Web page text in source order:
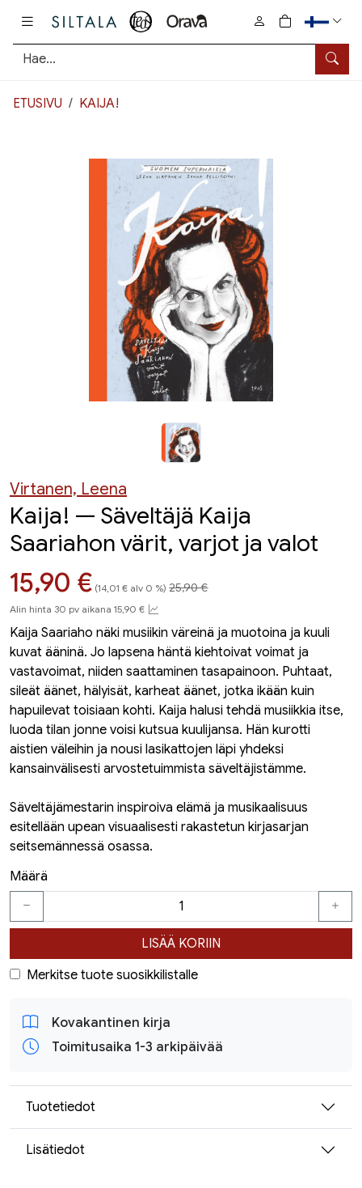
Hae
0
tuotetta
ETUSIVU KAIJA!
Virtanen, Leena
Kaija! — Säveltäjä Kaija
Saariahon värit, varjot ja valot
Hinta nyt
15,90 € (14,01 € alv 0 %) 25,90 €
Alin hinta 30 pv aikana 15,90 €
Kaija Saariaho näki musiikin väreinä ja muotoina ja kuuli
kuvat ääninä. Jo lapsena häntä kiehtoivat voimat ja
vastavoimat, niiden saattaminen tasapainoon. Puhtaat,
sileät äänet, hälyisät, karheat äänet, jotka ikään kuin
hapuilevat toisiaan kohti. Kaija halusi tehdä musiikkia itse,
luoda tilan jonne voisi kutsua kuulijansa. Hän kurotti
aistien väleihin ja nousi lasikattojen läpi yhdeksi
kansainvälisesti arvostetuimmista säveltäjistämme.
Säveltäjämestarin inspiroiva elämä ja musikaalisuus
esitellään upean visuaalisesti rakastetun kirjasarjan
seitsemännessä osassa.
Määrä
LISÄÄ KORIIN
Merkitse tuote suosikkilistalle
Kovakantinen kirja
Toimitusaika 1-3 arkipäivää
Tuotetiedot
Lisätiedot